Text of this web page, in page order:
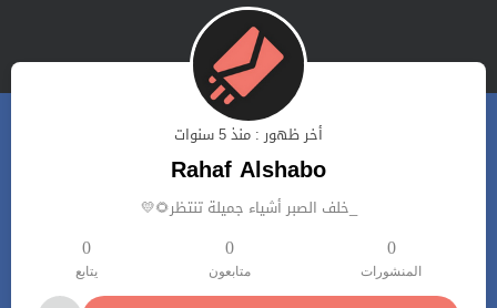
أخر ظهور : منذ 5 سنوات
Rahaf Alshabo
_خلف الصبر أشياء جميلة تنتظر🌻💛
0
المنشورات
0
متابعون
0
يتابع